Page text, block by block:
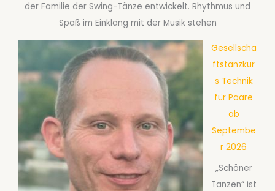
der Familie der Swing-Tänze entwickelt. Rhythmus und
Spaß im Einklang mit der Musik stehen
Gesellscha
ftstanzkur
s Technik
für Paare
ab
Septembe
r 2026
„Schöner
Tanzen“ ist